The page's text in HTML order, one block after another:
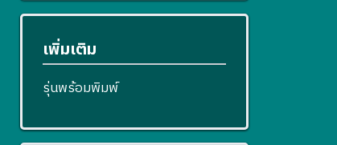
เพิ่มเติม
รุ่นพร้อมพิมพ์